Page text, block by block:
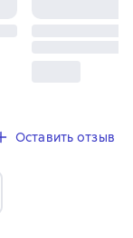
Оставить отзыв